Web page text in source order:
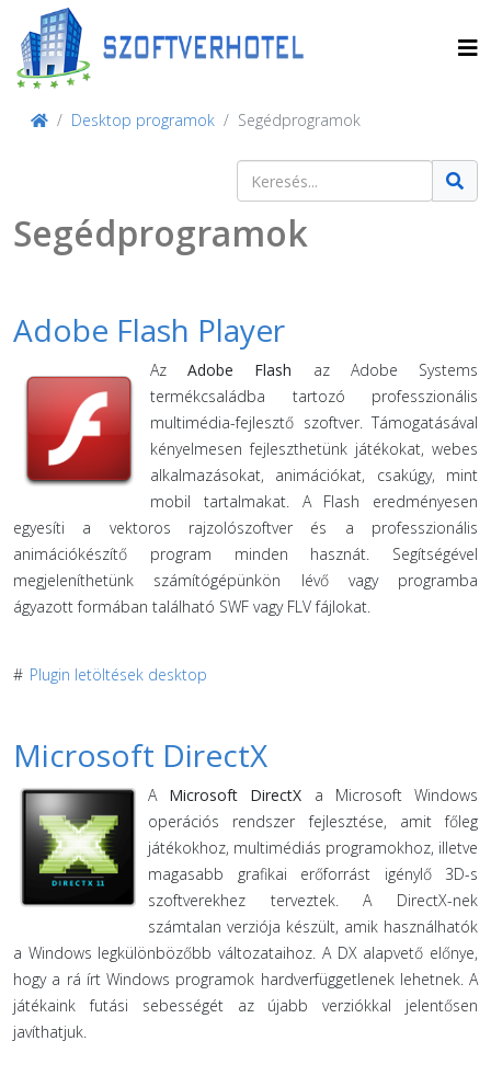
Desktop programok Segédprogramok
Keresés
Segédprogramok
Adobe Flash Player
AzAdobe Flash az Adobe Systems
termékcsaládba tartozó professzionális
multimédia-fejlesztő szoftver. Támogatásával
kényelmesen fejleszthetünk játékokat, webes
alkalmazásokat, animációkat, csakúgy, mint
mobil tartalmakat. A Flash eredményesen
egyesíti a vektoros rajzolószoftver és a professzionális
animációkészítő program minden hasznát. Segítségével
megjeleníthetünk számítógépünkön lévő vagy programba
ágyazott formában található SWF vagy FLV fájlokat.
# Plugin letöltések desktop
Microsoft DirectX
A Microsoft DirectX a Microsoft Windows
operációs rendszer fejlesztése, amit főleg
játékokhoz, multimédiás programokhoz, illetve
magasabb grafikai erőforrást igénylő 3D-s
szoftverekhez terveztek. A DirectX-nek
számtalan verziója készült, amik használhatók
a Windows legkülönbözőbb változataihoz. A DX alapvető előnye,
hogy a rá írt Windows programok hardverfüggetlenek lehetnek. A
játékaink futási sebességét az újabb verziókkal jelentősen
javíthatjuk.